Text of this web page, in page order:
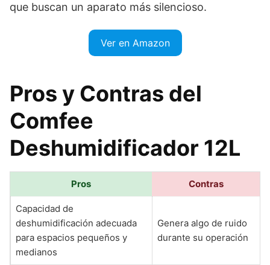
que buscan un aparato más silencioso.
Ver en Amazon
Pros y Contras del
Comfee
Deshumidificador 12L
Pros Contras
Capacidad de
deshumidificación adecuada
para espacios pequeños y
medianos
Genera algo de ruido
durante su operación